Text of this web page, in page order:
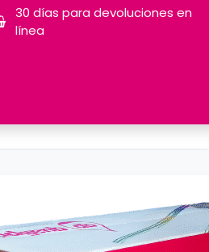
30 días para devoluciones en
línea